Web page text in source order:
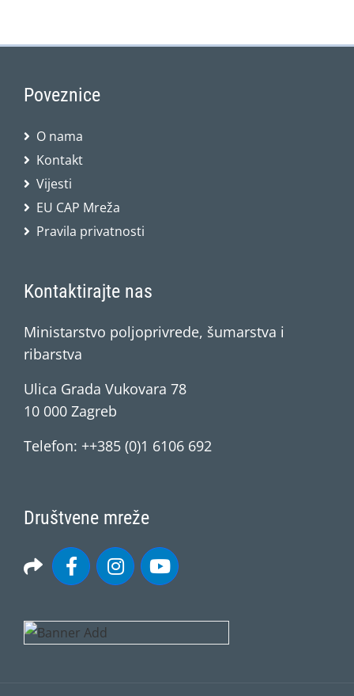
Poveznice
O nama
Kontakt
Vijesti
EU CAP Mreža
Pravila privatnosti
Kontaktirajte nas
Ministarstvo poljoprivrede, šumarstva i
ribarstva
Ulica Grada Vukovara 78
10 000 Zagreb
Telefon: ++385 (0)1 6106 692
Društvene mreže